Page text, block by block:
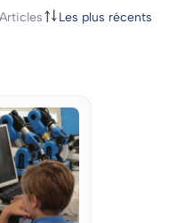
Articles Les plus récents